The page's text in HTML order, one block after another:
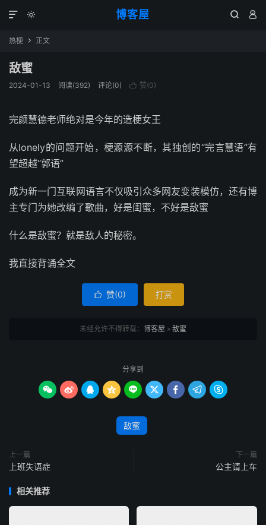
博客屋
  

热梗  正文
敌蜜
2024-01-13 阅读(392) 评论(0)  赞(0)
完颜慧德老师绝对是今年的造梗女王
从lonely的问题开始，梗源源不断，其独创的“完言慧语”有
望超越“郭语”
成为新一门互联网语言不仅吸引众多网友变装模仿，还有博
主专门为她改编了歌曲，好是闺蜜，不好是敌蜜
什么是敌蜜？就是敌人的秘密。
我直接背诵全文
 赞(0) 打赏
未经允许不得转载： 博客屋 » 敌蜜
分享到
        
敌蜜
上一篇
上班失语症
下一篇
公主请上车
相关推荐